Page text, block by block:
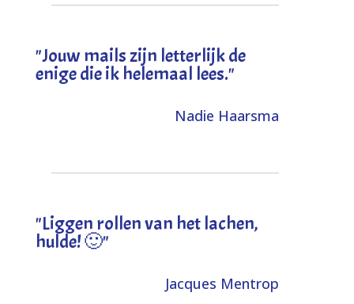
"Jouw mails zijn letterlijk de
enige die ik helemaal lees."
Nadie Haarsma
"Liggen rollen van het lachen,
hulde! 🙂"
Jacques Mentrop